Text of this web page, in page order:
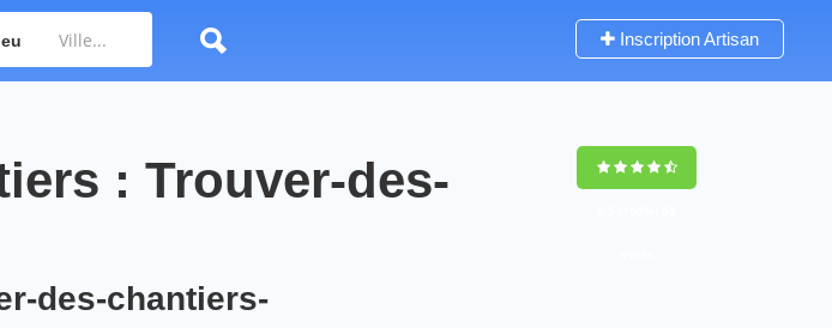
Inscription Artisan
: Trouver-des-
des-chantiers-